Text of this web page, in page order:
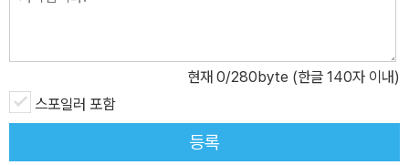
현재 0/280byte (한글 140자 이내)
스포일러 포함
등록